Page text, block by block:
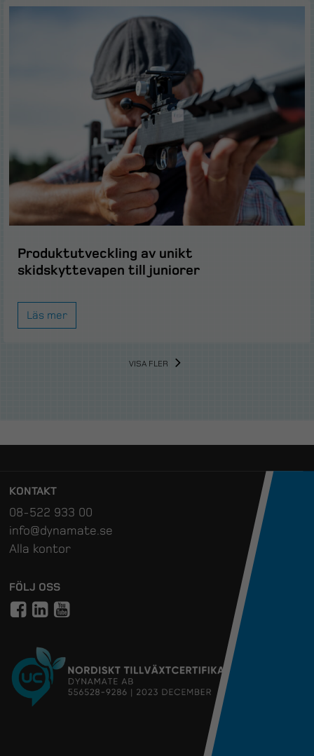
Produktutveckling av unikt
skidskyttevapen till juniorer
Läs mer
VISA FLER
KONTAKT
08-522 933 00
info@dynamate.se
Alla kontor
FÖLJ OSS